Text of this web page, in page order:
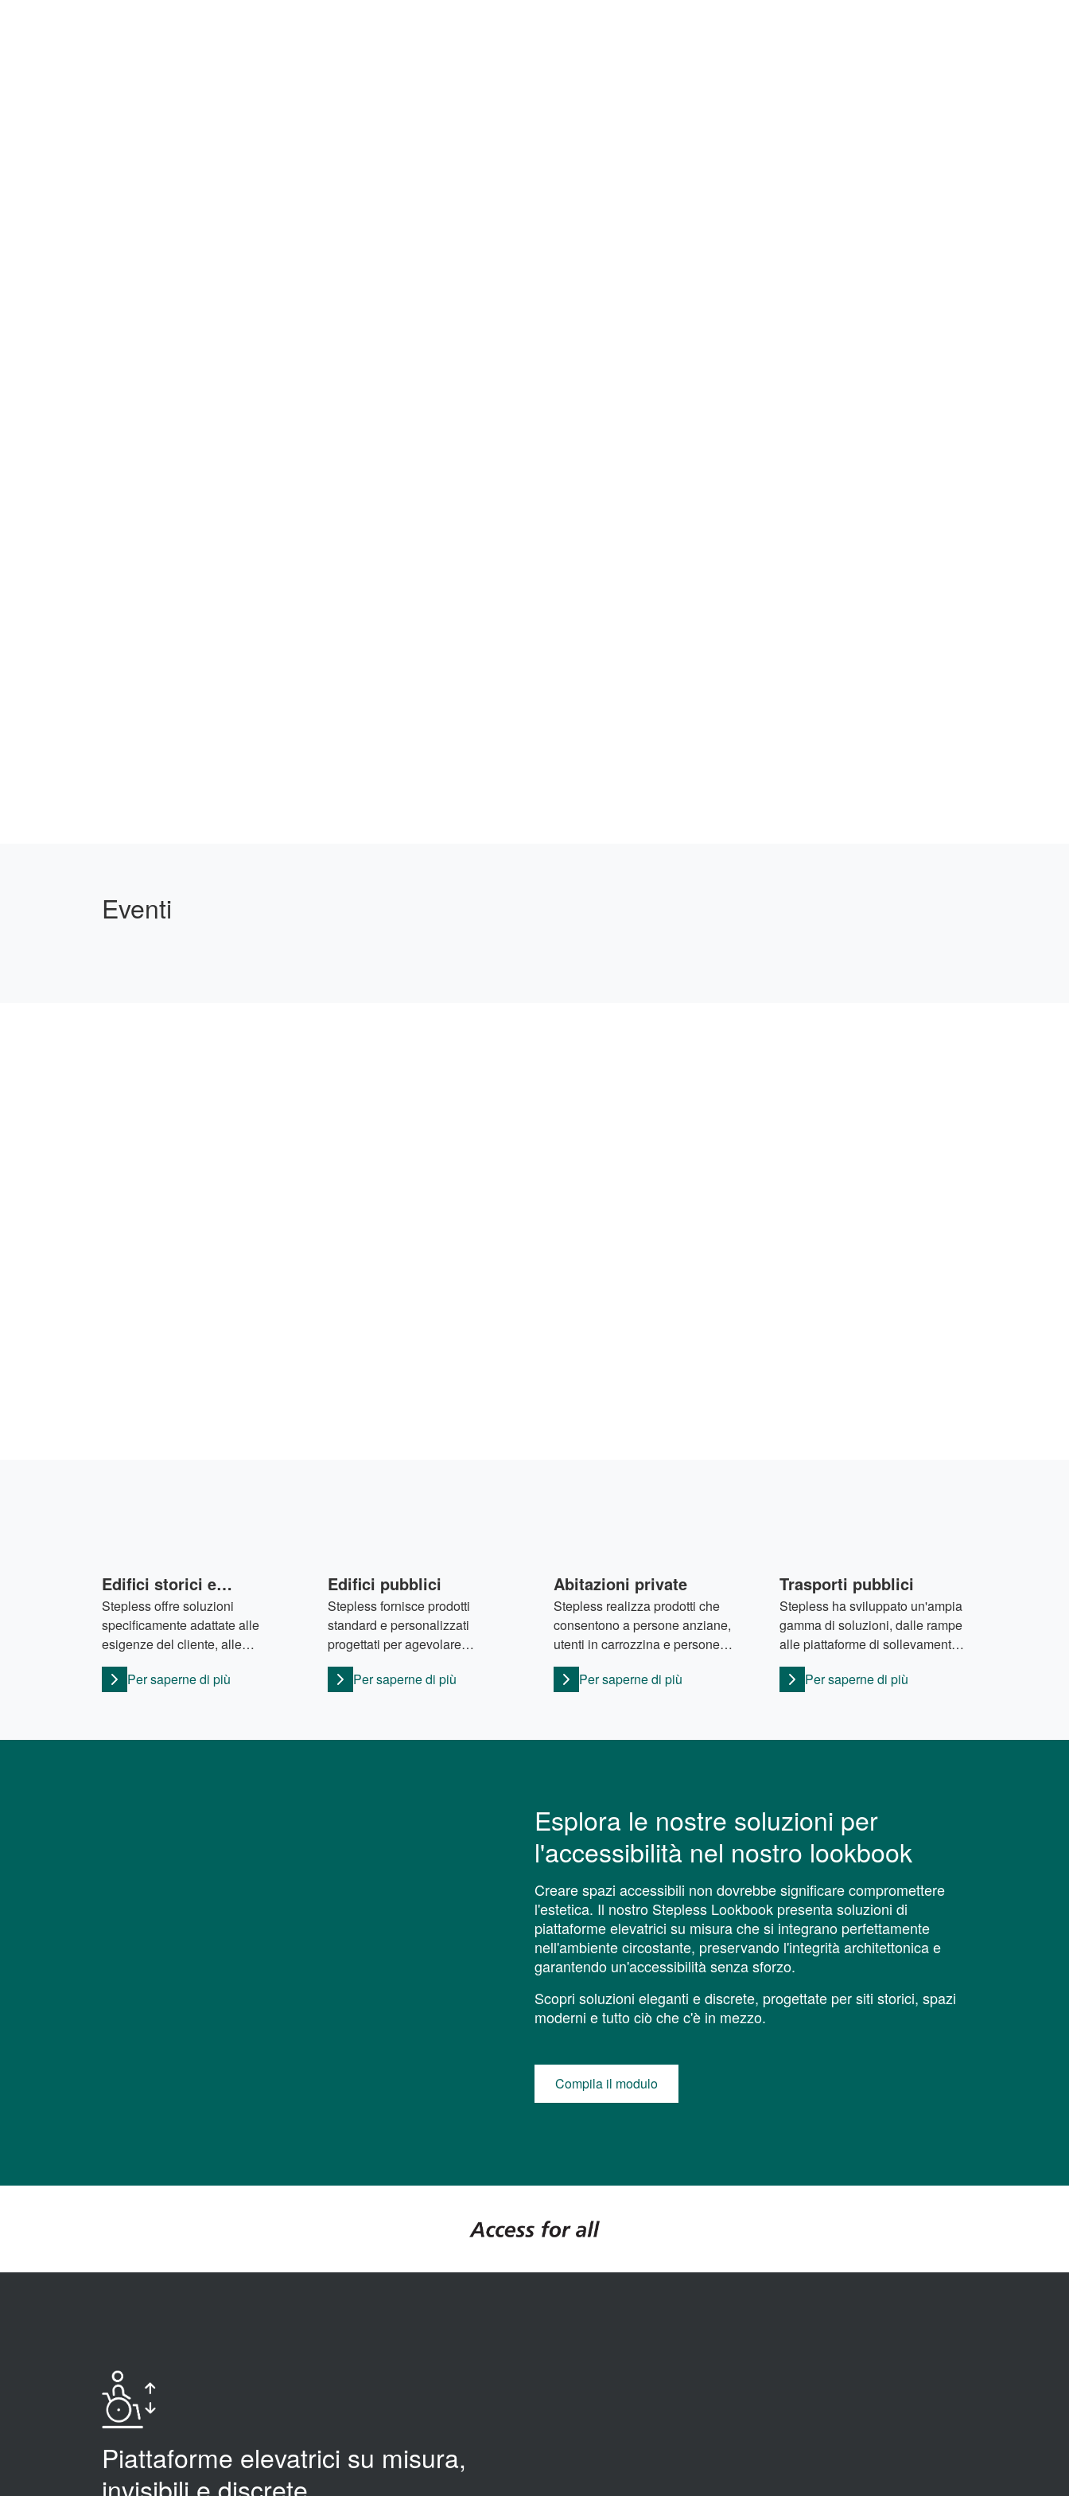
Eventi
Edifici storici e
monumentali
Stepless offre soluzioni
specificamente adattate alle
esigenze del cliente, alle
particolarità del contesto e alle
normative edilizie pertinenti in
Per saperne di più
Edifici pubblici
Stepless fornisce prodotti
standard e personalizzati
progettati per agevolare
l'accesso agli edifici pubblici di
qualsiasi tipo.
Per saperne di più
Abitazioni private
Stepless realizza prodotti che
consentono a persone anziane,
utenti in carrozzina e persone
con ridotte capacità motorie di
vivere nelle proprie case in modo
livelli.
Per saperne di più
Trasporti pubblici
Stepless ha sviluppato un'ampia
gamma di soluzioni, dalle rampe
alle piattaforme di sollevamento
complesse, per migliorare
l’esperienza di viaggio delle
Per saperne di più
Esplora le nostre soluzioni per
l'accessibilità nel nostro lookbook
Creare spazi accessibili non dovrebbe significare compromettere
l'estetica. Il nostro Stepless Lookbook presenta soluzioni di
piattaforme elevatrici su misura che si integrano perfettamente
nell'ambiente circostante, preservando l'integrità architettonica e
garantendo un'accessibilità senza sforzo.
Scopri soluzioni eleganti e discrete, progettate per siti storici, spazi
moderni e tutto ciò che c'è in mezzo.
Compila il modulo
Piattaforme elevatrici su misura,